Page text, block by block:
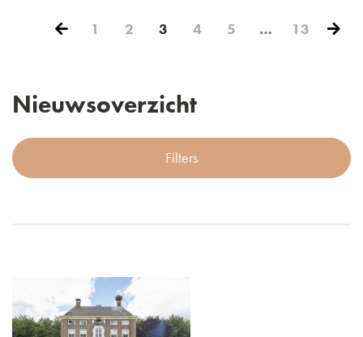
Nieuwsoverzicht
Filters
1 2 3 4 5 … 13